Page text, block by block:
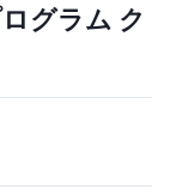
グラム ク